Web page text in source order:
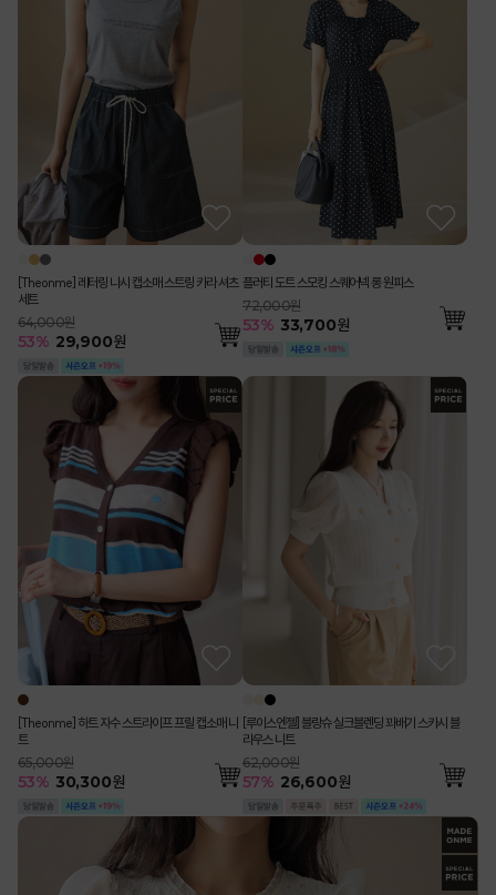
[Theonme] 레터링 나시 캡소매 스트링 카라 셔츠
세트
64,000원
53% 29,900원
플러티 도트 스모킹 스퀘어넥 롱 원피스
72,000원
53% 33,700원
[Theonme] 하트 자수 스트라이프 프릴 캡소매 니
트
65,000원
53% 30,300원
[루이스엔젤] 블랑슈 실크블렌딩 꽈배기 스카시 블
라우스 니트
62,000원
57% 26,600원